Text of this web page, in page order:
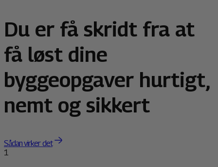
Du er få skridt fra at
få løst dine
byggeopgaver hurtigt,
nemt og sikkert
Sådan virker det
1